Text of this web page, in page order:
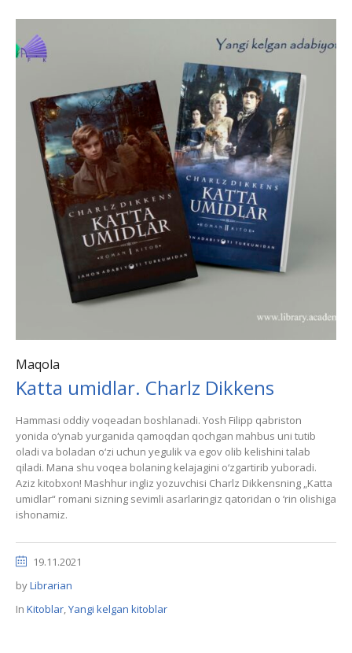
Maqola
Katta umidlar. Charlz Dikkens
Hammasi oddiy voqeadan boshlanadi. Yosh Filipp qabriston
yonida o‘ynab yurganida qamoqdan qochgan mahbus uni tutib
oladi va boladan o‘zi uchun yegulik va egov olib kelishini talab
qiladi. Mana shu voqea bolaning kelajagini o‘zgartirib yuboradi.
Aziz kitobxon! Mashhur ingliz yozuvchisi Charlz Dikkensning „Katta
umidlar“ romani sizning sevimli asarlaringiz qatoridan o ‘rin olishiga
ishonamiz.
19.11.2021
byLibrarian
In Kitoblar,Yangi kelgan kitoblar